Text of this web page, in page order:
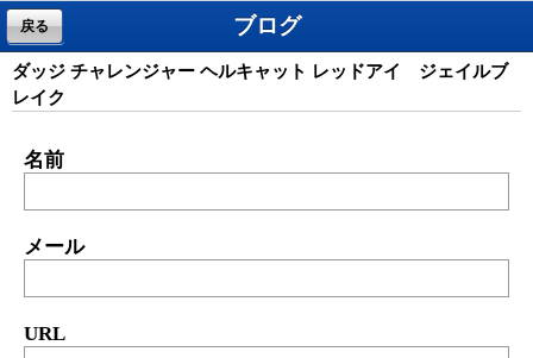
ブログ
戻る
ダッジ チャレンジャー ヘルキャット レッドアイ ジェイルブ
レイク
名前
メール
URL